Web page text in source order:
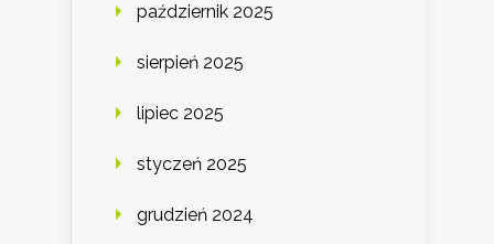
październik 2025
sierpień 2025
lipiec 2025
styczeń 2025
grudzień 2024